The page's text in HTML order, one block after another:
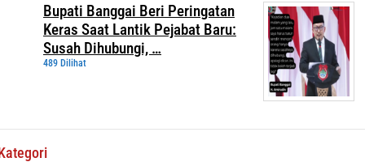
Bupati Banggai Beri Peringatan
Keras Saat Lantik Pejabat Baru:
Susah Dihubungi, …
489 Dilihat